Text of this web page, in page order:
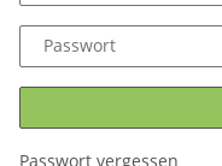
Passwort
Passwort vergessen